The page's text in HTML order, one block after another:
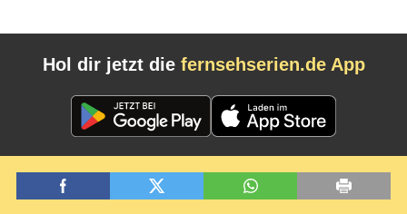
Hol dir jetzt die fernsehserien.de App